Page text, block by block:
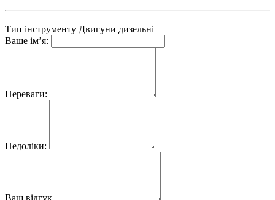
Тип інструменту Двигуни дизельні
Ваше ім’я:
Переваги:
Недоліки:
Ваш відгук